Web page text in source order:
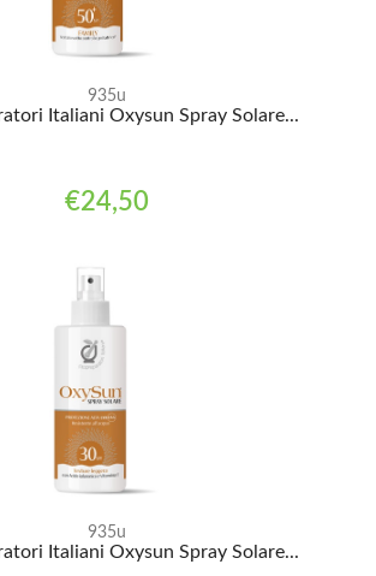
935u
Italiani Oxysun Spray Solare...
€24,50
935u
Italiani Oxysun Spray Solare...